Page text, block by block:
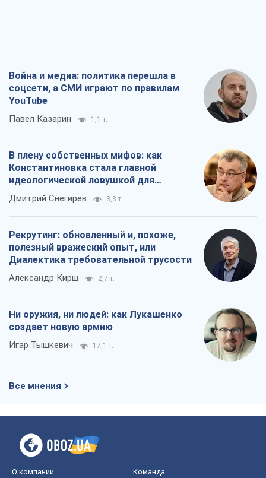
Война и медиа: политика перешла в
соцсети, а СМИ играют по правилам
YouTube
Павел Казарин 1,1 т.
В плену собственных мифов: как
Константиновка стала главной
идеологической ловушкой для
российских оккупантов
Дмитрий Снегирев 3,3 т.
Рекрутинг: обновленный и, похоже,
полезный вражеский опыт, или
Диалектика требовательной трусости
Александр Кирш 2,7 т.
Ни оружия, ни людей: как Лукашенко
создает новую армию
Игар Тышкевич 17,1 т.
Все мнения
О компании Команда